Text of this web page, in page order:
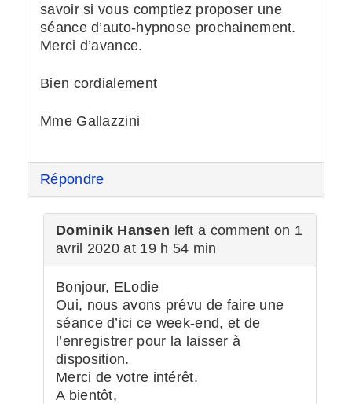
savoir si vous comptiez proposer une
séance d’auto-hypnose prochainement.
Merci d’avance.
Bien cordialement
Mme Gallazzini
Répondre
Dominik Hansen left a comment on 1
avril 2020 at 19 h 54 min
Bonjour, ELodie
Oui, nous avons prévu de faire une
séance d’ici ce week-end, et de
l’enregistrer pour la laisser à
disposition.
Merci de votre intérêt.
A bientôt,